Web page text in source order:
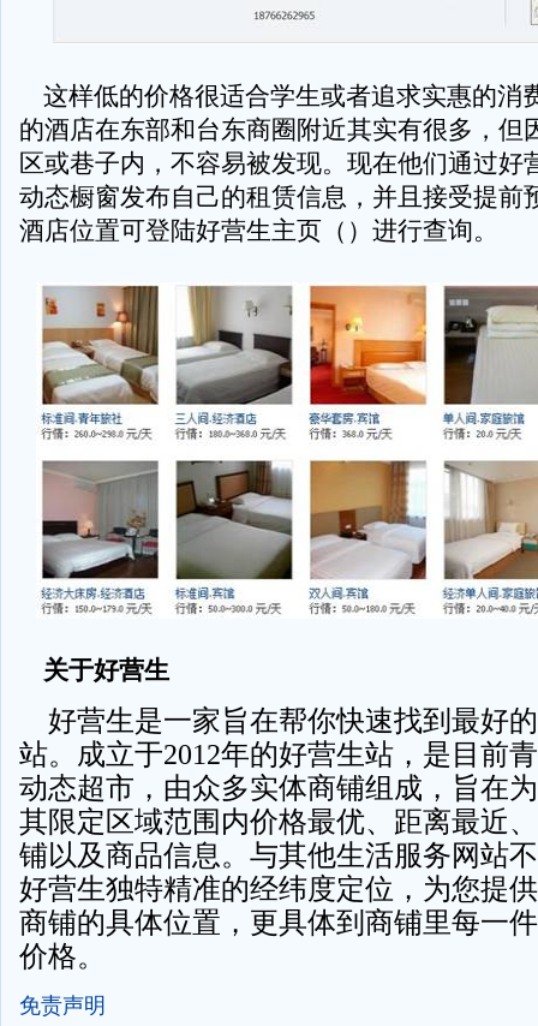
这样低的价格很适合学生或者追求实惠的消
的酒店在东部和台东商圈附近其实有很多，但
区或巷子内，不容易被发现。现在他们通过好
动态橱窗发布自己的租赁信息，并且接受提前
酒店位置可登陆好营生主页（ ）进行查询。
关于好营生
好营生是一家旨在帮你快速找到最好
站。成立于2012年的好营生站，是目前
动态超市，由众多实体商铺组成，旨在
其限定区域范围内价格最优、距离最近
铺以及商品信息。与其他生活服务网站
好营生独特精准的经纬度定位，为您提
商铺的具体位置，更具体到商铺里每一
价格。
免责声明